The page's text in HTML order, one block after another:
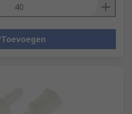
Toevoegen